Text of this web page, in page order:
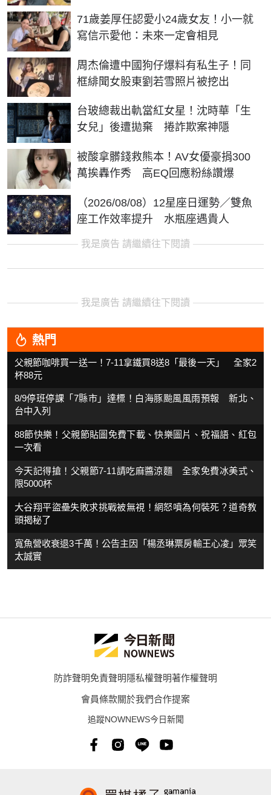
71歲姜厚任認愛小24歲女友！小一就
寫信示愛他：未來一定會相見
周杰倫遭中國狗仔爆料有私生子！同
框緋聞女股東劉若雪照片被挖出
台玻總裁出軌當紅女星！沈時華「生
女兒」後遭拋棄 捲詐欺案神隱
被酸拿髒錢救熊本！AV女優豪捐300
萬挨轟作秀 高EQ回應粉絲讚爆
（2026/08/08）12星座日運勢／雙魚
座工作效率提升 水瓶座遇貴人
我是廣告 請繼續往下閱讀
我是廣告 請繼續往下閱讀
熱門
父親節咖啡買一送一！7-11拿鐵買8送8「最後一天」 全家2
杯88元
8/9停班停課「7縣市」達標！白海豚颱風風雨預報 新北、
台中入列
88節快樂！父親節貼圖免費下載、快樂圖片、祝福語、紅包
一次看
今天記得搶！父親節7-11請吃麻醬涼麵 全家免費冰美式、
限5000杯
大谷翔平盜壘失敗求挑戰被無視！網怒噴為何裝死？道奇教
頭揭秘了
寬魚營收衰退3千萬！公告主因「楊丞琳票房輸王心凌」眾笑
太誠實
防詐聲明免責聲明隱私權聲明著作權聲明
會員條款關於我們合作提案
追蹤NOWNEWS今日新聞